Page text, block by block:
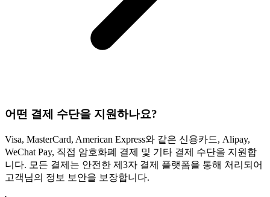
어떤 결제 수단을 지원하나요?
Visa, MasterCard, American Express와 같은 신용카드, Alipay,
WeChat Pay, 직접 암호화폐 결제 및 기타 결제 수단을 지원합
니다. 모든 결제는 안전한 제3자 결제 플랫폼을 통해 처리되어
고객님의 정보 보안을 보장합니다.